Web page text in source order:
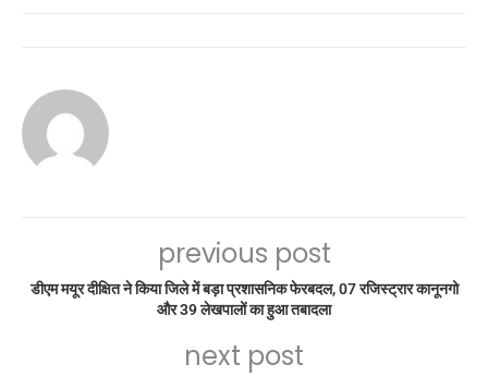
previous post
डीएम मयूर दीक्षित ने किया जिले में बड़ा प्रशासनिक फेरबदल, 07 रजिस्ट्रार कानूनगो
और 39 लेखपालों का हुआ तबादला
next post